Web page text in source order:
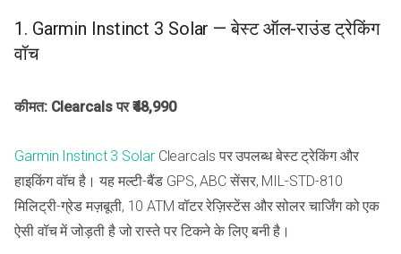
1. Garmin Instinct 3 Solar — बेस्ट ऑल-राउंड ट्रेकिंग
वॉच
कीमत: Clearcals पर ₹48,990
Garmin Instinct 3 SolarClearcals पर उपलब्ध बेस्ट ट्रेकिंग और
हाइकिंग वॉच है। यह मल्टी-बैंड GPS, ABC सेंसर, MIL-STD-810
मिलिट्री-ग्रेड मज़बूती, 10 ATM वॉटर रेज़िस्टेंस और सोलर चार्जिंग को एक
ऐसी वॉच में जोड़ती है जो रास्ते पर टिकने के लिए बनी है।